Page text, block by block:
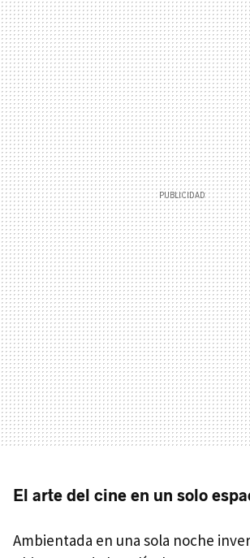
El arte del cine en un solo
Ambientada en una sola noche